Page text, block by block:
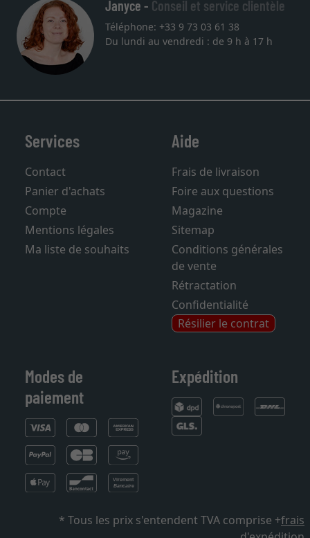
Janyce - Conseil et service clientèle
Téléphone: +33 9 73 03 61 38
Du lundi au vendredi : de 9 h à 17 h
Services
Contact
Panier d'achats
Compte
Mentions légales
Ma liste de souhaits
Aide
Frais de livraison
Foire aux questions
Magazine
Sitemap
Conditions générales
de vente
Rétractation
Confidentialité
Résilier le contrat
Modes de
paiement
Expédition
* Tous les prix s'entendent TVA comprise +frais